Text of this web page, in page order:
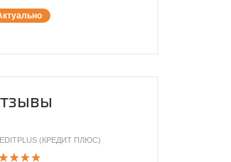
(КРЕДИТ ПЛЮС)